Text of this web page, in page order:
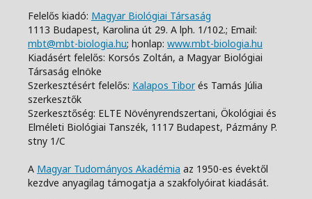
Felelős kiadó: Magyar Biológiai Társaság
1113 Budapest, Karolina út 29. A lph. 1/102.; Email:
mbt@mbt-biologia.hu; honlap: www.mbt-biologia.hu
Kiadásért felelős: Korsós Zoltán, a Magyar Biológiai
Társaság elnöke
Szerkesztésért felelős: Kalapos Tiborés Tamás Júlia
szerkesztők
Szerkesztőség: ELTE Növényrendszertani, Ökológiai és
Elméleti Biológiai Tanszék, 1117 Budapest, Pázmány P.
stny 1/C
A Magyar Tudományos Akadémia az 1950-es évektől
kezdve anyagilag támogatja a szakfolyóirat kiadását.